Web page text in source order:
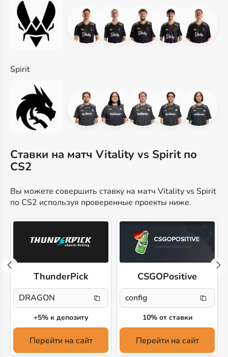
Spirit
Ставки на матч Vitality vs Spirit по
CS2
Вы можете совершить ставку на матч Vitality vs Spirit
по CS2 используя проверенные проекты ниже.
ThunderPick
DRAGON
+5% к депозиту
Перейти на сайт
CSGOPositive
config
10% от ставки
Перейти на сайт